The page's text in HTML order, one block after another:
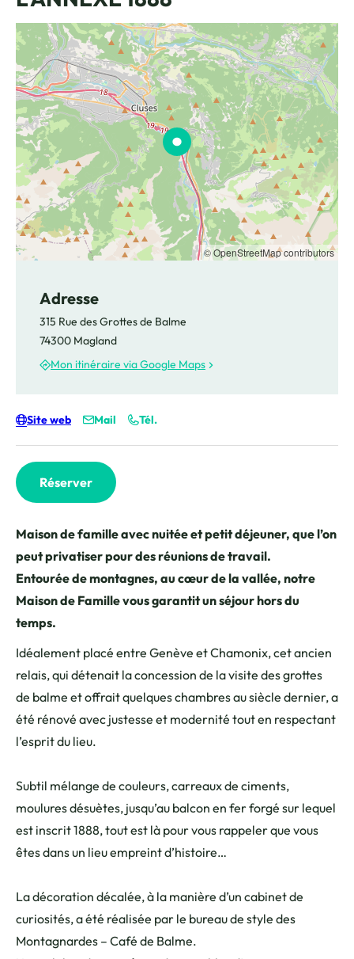
Maison de famille avec nuitée et petit déjeuner, que l’on
peut privatiser pour des réunions de travail.
Entourée de montagnes, au cœur de la vallée, notre
Maison de Famille vous garantit un séjour hors du
temps.
Idéalement placé entre Genève et Chamonix, cet ancien
relais, qui détenait la concession de la visite des grottes
de balme et offrait quelques chambres au siècle dernier, a
été rénové avec justesse et modernité tout en respectant
l’esprit du lieu.
Subtil mélange de couleurs, carreaux de ciments,
moulures désuètes, jusqu’au balcon en fer forgé sur lequel
est inscrit 1888, tout est là pour vous rappeler que vous
êtes dans un lieu empreint d’histoire…
La décoration décalée, à la manière d’un cabinet de
curiosités, a été réalisée par le bureau de style des
Montagnardes – Café de Balme.
© OpenStreetMap contributors
Adresse
315 Rue des Grottes de Balme
74300 Magland
Mon itinéraire via Google Maps
Site web Mail Tél.
Réserver